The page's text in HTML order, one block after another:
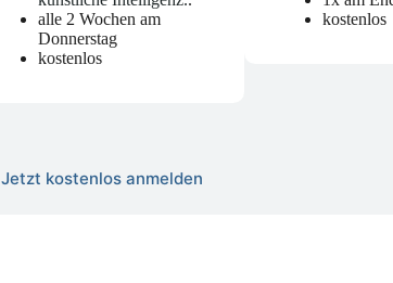
alle 2 Wochen am
Donnerstag
kostenlos
kostenlos
Jetzt kostenlos anmelden